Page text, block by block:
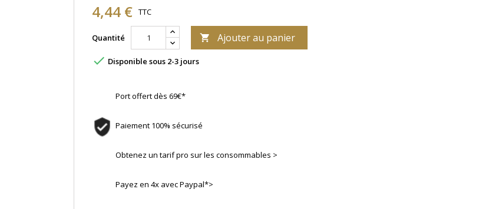
4,44 € TTC
Quantité  Ajouter au panier
 Disponible sous 2-3 jours
Port offert dès 69€*
Paiement 100% sécurisé
Obtenez un tarif pro sur les consommables >
Payez en 4x avec Paypal*>